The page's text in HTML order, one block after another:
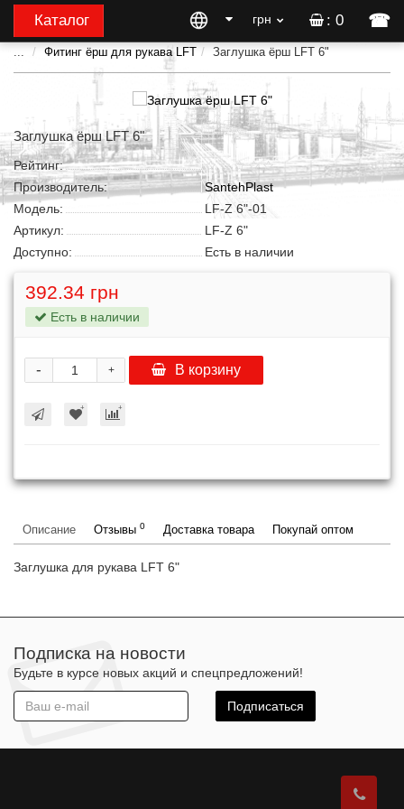
: 0 ☎
Каталог грн
... Фитинг ёрш для рукава LFT Заглушка ёрш LFT 6"
Заглушка ёрш LFT 6"
Рейтинг:
Производитель:
SantehPlast
Модель:
LF-Z 6"-01
Артикул:
LF-Z 6"
Доступно:
Есть в наличии
392.34 грн
Есть в наличии
+
- В корзину
Описание Отзывы 0 Доставка товара Покупай оптом
Заглушка для рукава LFT 6"
Подписка на новости
Будьте в курсе новых акций и спецпредложений!
Подписаться